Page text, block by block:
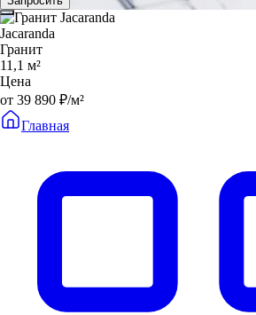
Jacaranda
Гранит
11,1 м²
Цена
от 39 890 ₽/м²
Главная